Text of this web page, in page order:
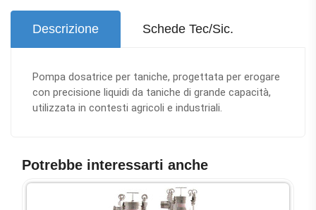
Descrizione Schede Tec/Sic.
Pompa dosatrice per taniche, progettata per erogare
con precisione liquidi da taniche di grande capacità,
utilizzata in contesti agricoli e industriali.
Potrebbe interessarti anche